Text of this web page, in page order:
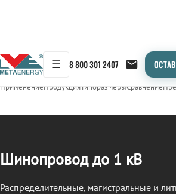
☰ 8 800 301 2407
← Продукция/ШИНОПРОВОД
ПрименениеПродукцияТипоразмерыСравнение
Шинопровод до 1 кВ
Распределительные, магистральные и